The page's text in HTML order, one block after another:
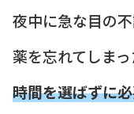
夜中に急な目の
薬を忘れてしまっ
時間を選ばずに